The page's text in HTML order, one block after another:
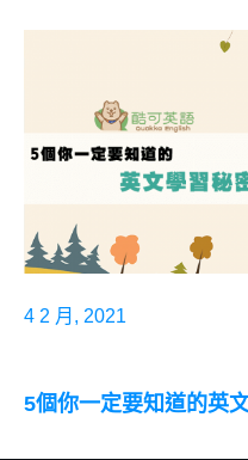
4 2 月, 2021
5個你一定要知道的英